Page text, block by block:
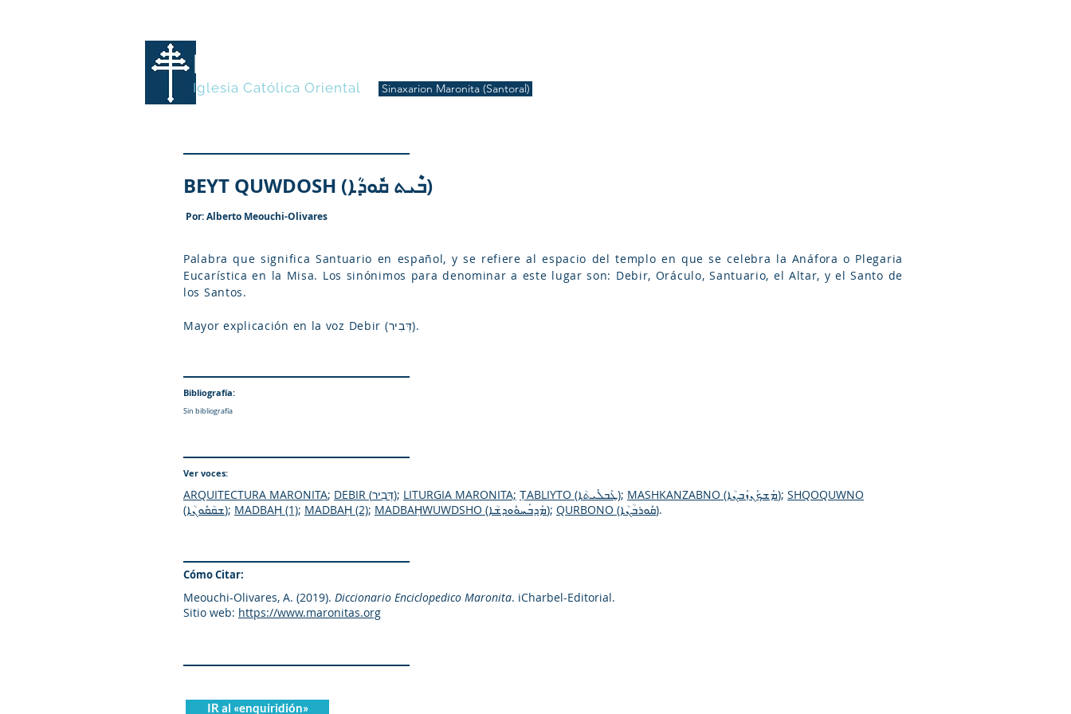
MARONITAS
Iglesia Católica Oriental
Sinaxarion Maronita (Santoral)
BEYT QUWDOSH (ܒܶܝܬ ܩܽܘܕܳܐ)
Por: Alberto Meouchi-Olivares
Palabra que significa Santuario en español, y se refiere al espacio del templo en que se celebra la Anáfora o Plegaria
Eucarística en la Misa. Los sinónimos para denominar a este lugar son: Debir, Oráculo, Santuario, el Altar, y el Santo de
los Santos.
Mayor explicación en la voz Debir (דְּבִיר).
Bibliografía:
Sin bibliografía
Ver voces:
ARQUITECTURA MARONITA; DEBIR (דְּבִיר); LITURGIA MARONITA; ṬABLIYTO (ܛܰܒܠܺܝܬܳܐ); MASHKANZABNO (ܡܰܫܟܰܢܙܰܒܢܳܐ); SHQOQUWNO
(ܫܩܳܩܽܘܢܳܐ); MADBAḤ (1); MADBAḤ (2); MADBAḤWUWDSHO (ܡܰܕܒܰܚܘܽܘܕܫܳܐ); QURBONO (ܩܽܘܪܒܳܢܳܐ).
Cómo Citar:
Meouchi-Olivares, A. (2019). Diccionario Enciclopedico Maronita. iCharbel-Editorial.
Sitio web: https://www.maronitas.org
IR al «enquiridión»